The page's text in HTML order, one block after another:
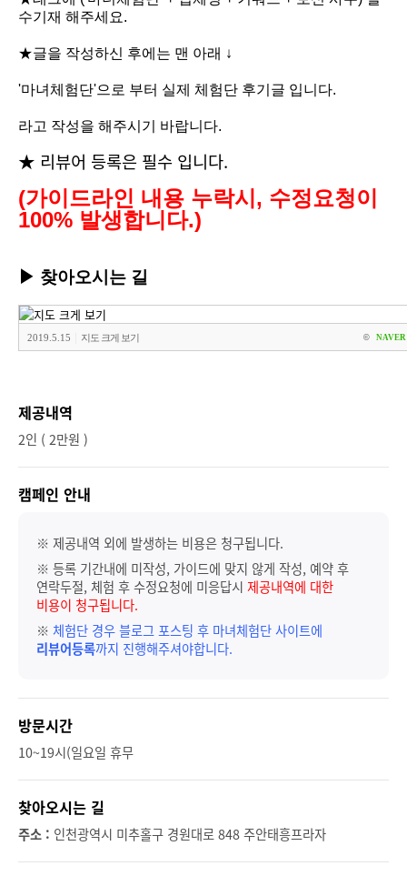
수기재 해주세요.
★글을 작성하신 후에는 맨 아래 ↓
'마녀체험단'으로 부터 실제 체험단 후기글 입니다.
라고 작성을 해주시기 바랍니다.
★ 리뷰어 등록은 필수 입니다.
(가이드라인 내용 누락시, 수정요청이
100% 발생합니다.)
▶ 찾아오시는 길
2019.5.15 지도 크게 보기 ©
제공내역
2인 ( 2만원 )
캠페인 안내
※ 제공내역 외에 발생하는 비용은 청구됩니다.
※ 등록 기간내에 미작성, 가이드에 맞지 않게 작성, 예약 후
연락두절, 체험 후 수정요청에 미응답시 제공내역에 대한
비용이 청구됩니다.
※ 체험단 경우 블로그 포스팅 후 마녀체험단 사이트에
리뷰어등록까지 진행해주셔야합니다.
방문시간
10~19시(일요일 휴무
찾아오시는 길
주소 : 인천광역시 미추홀구 경원대로 848 주안태흥프라자